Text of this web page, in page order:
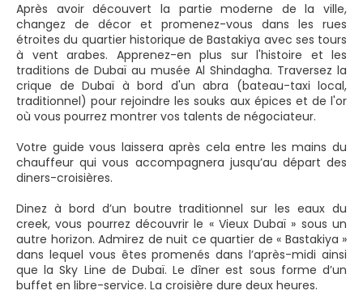
Après avoir découvert la partie moderne de la ville,
changez de décor et promenez-vous dans les rues
étroites du quartier historique de Bastakiya avec ses tours
à vent arabes. Apprenez-en plus sur l'histoire et les
traditions de Dubaï au musée Al Shindagha. Traversez la
crique de Dubaï à bord d'un abra (bateau-taxi local,
traditionnel) pour rejoindre les souks aux épices et de l'or
où vous pourrez montrer vos talents de négociateur.
Votre guide vous laissera après cela entre les mains du
chauffeur qui vous accompagnera jusqu’au départ des
diners-croisières.
Dinez à bord d’un boutre traditionnel sur les eaux du
creek, vous pourrez découvrir le « Vieux Dubaï » sous un
autre horizon. Admirez de nuit ce quartier de « Bastakiya »
dans lequel vous êtes promenés dans l’après-midi ainsi
que la Sky Line de Dubaï. Le dîner est sous forme d’un
buffet en libre-service. La croisière dure deux heures.